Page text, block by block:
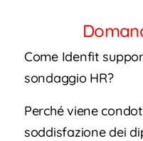
Come Idenfit
sondaggio HR?
Perché viene
soddisfazione dei